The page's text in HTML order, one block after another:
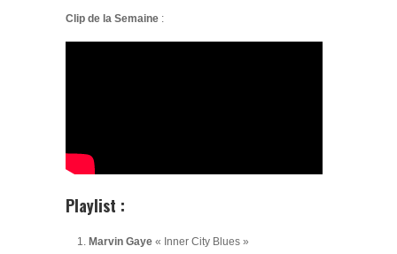
Clip de la Semaine :
Playlist :
Marvin Gaye « Inner City Blues »